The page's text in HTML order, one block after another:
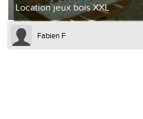
Location jeux bois XXL
Fabien F